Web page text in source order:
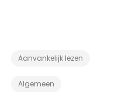
Aanvankelijk lezen
Algemeen